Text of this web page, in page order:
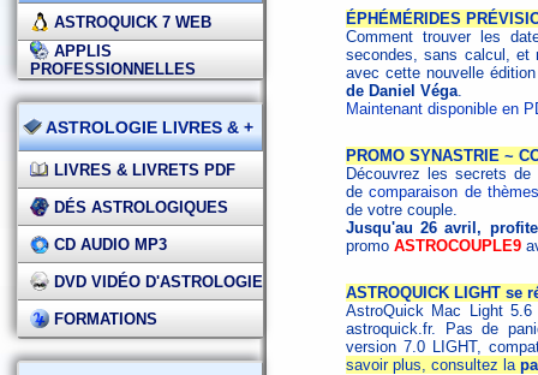
ASTROQUICK 7 WEB
APPLIS
PROFESSIONNELLES
ASTROLOGIE LIVRES & +
LIVRES & LIVRETS PDF
DÉS ASTROLOGIQUES
CD AUDIO MP3
DVD VIDÉO D'ASTROLOGIE
FORMATIONS
ÉPHÉMÉRIDES
Comment trouver les
secondes, sans calcul, et
avec cette nouvelle
de Daniel Véga.
Maintenant disponible en
PROMO SYNASTRIE ~
Découvrez les secrets de
decomparaison de
de votre couple.
Jusqu'au 26 avril,
promo ASTROCOUPLE9
ASTROQUICK LIGHT se
AstroQuick Mac Light
astroquick.fr. Pas de
version 7.0 LIGHT,
savoir plus, consultez la